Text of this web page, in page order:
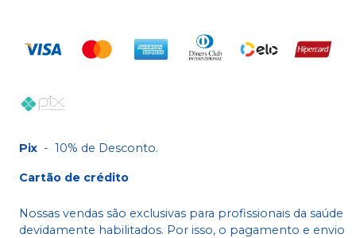
Pix - 10% de Desconto.
Cartão de crédito
Nossas vendas são exclusivas para profissionais da saúde
devidamente habilitados. Por isso, o pagamento e envio